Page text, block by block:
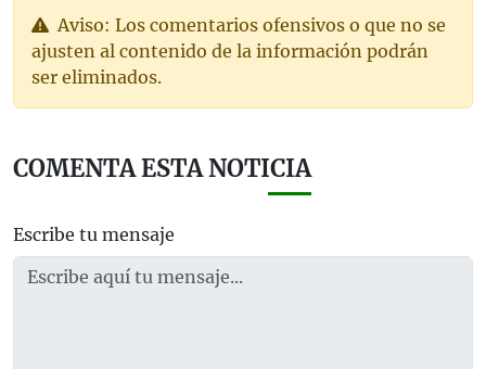
Aviso: Los comentarios ofensivos o que no se
ajusten al contenido de la información podrán
ser eliminados.
COMENTA ESTA NOTICIA
Escribe tu mensaje